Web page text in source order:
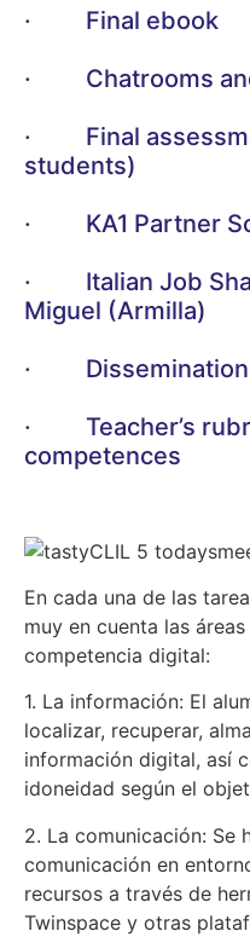
· Final ebook
· Chatrooms
· Final
students)
· KA1 Partner
· Italian Job
Miguel (Armilla)
·
· Teacher’s
competences
En cada una de las
muy en cuenta las
competencia digital:
1. La información: El
localizar, recuperar,
información digital, así
idoneidad según el
2. La comunicación: Se
comunicación en
recursos a través de
Twinspace y otras